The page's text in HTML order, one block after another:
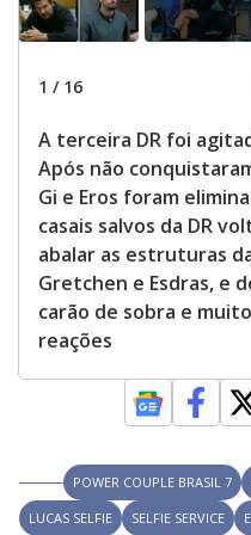
1 / 16
A terceira DR foi
Após não
Gi e Eros foram
casais salvos da DR
abalar as estruturas
Gretchen e Esdras, e
carão de sobra e
reações
POWER COUPLE BRASIL 7
LUCAS SELFIE
SELFIE SERVICE